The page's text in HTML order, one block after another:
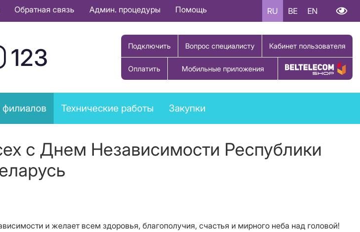
Обратная связь Админ. процедуры Помощь RU BE EN
123 Подключить Вопрос специалисту Кабинет пользователя
Оплатить Мобильные приложения Купить товар
филиалов Технические работы Закупки
с Днем Независимости Республики
и желает всем здоровья, благополучия, счастья и мирного неба над головой!